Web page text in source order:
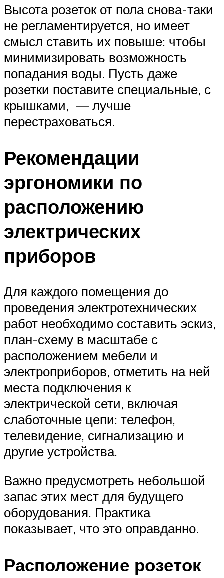
Высота розеток от пола снова-таки
не регламентируется, но имеет
смысл ставить их повыше: чтобы
минимизировать возможность
попадания воды. Пусть даже
розетки поставите специальные, с
крышками, — лучше
перестраховаться.
Рекомендации
эргономики по
расположению
электрических
приборов
Для каждого помещения до
проведения электротехнических
работ необходимо составить эскиз,
план-схему в масштабе с
расположением мебели и
электроприборов, отметить на ней
места подключения к
электрической сети, включая
слаботочные цепи: телефон,
телевидение, сигнализацию и
другие устройства.
Важно предусмотреть небольшой
запас этих мест для будущего
оборудования. Практика
показывает, что это оправданно.
Расположение розеток